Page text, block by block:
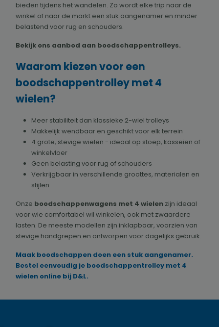
bieden tijdens het wandelen. Zo wordt elke trip naar de
winkel of naar de markt een stuk aangenamer en minder
belastend voor rug en schouders.
Bekijk ons aanbod aan boodschappentrolleys.
Waarom kiezen voor een
boodschappentrolley met 4
wielen?
Meer stabiliteit dan klassieke 2-wiel trolleys
Makkelijk wendbaar en geschikt voor elk terrein
4 grote, stevige wielen - ideaal op stoep, kasseien of
winkelvloer
Geen belasting voor rug of schouders
Verkrijgbaar in verschillende groottes, materialen en
stijlen
Onze boodschappenwagens met 4 wielen zijn ideaal
voor wie comfortabel wil winkelen, ook met zwaardere
lasten. De meeste modellen zijn inklapbaar, voorzien van
stevige handgrepen en ontworpen voor dagelijks gebruik.
Maak boodschappen doen een stuk aangenamer.
Bestel eenvoudig je boodschappentrolley met 4
wielen online bij D&L.